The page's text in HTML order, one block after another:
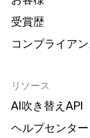
受賞歴
コンプライアン
リソース
AI吹き替えAPI
ヘルプセンター